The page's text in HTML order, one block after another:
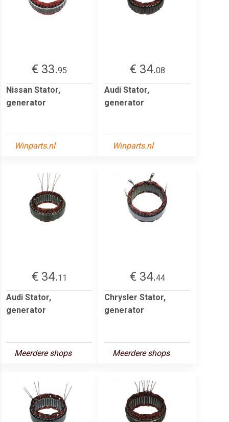
€ 33.95
Nissan Stator,
generator
Winparts.nl
€ 34.08
Audi Stator,
generator
Winparts.nl
€ 34.11
Audi Stator,
generator
Meerdere shops
€ 34.44
Chrysler Stator,
generator
Meerdere shops